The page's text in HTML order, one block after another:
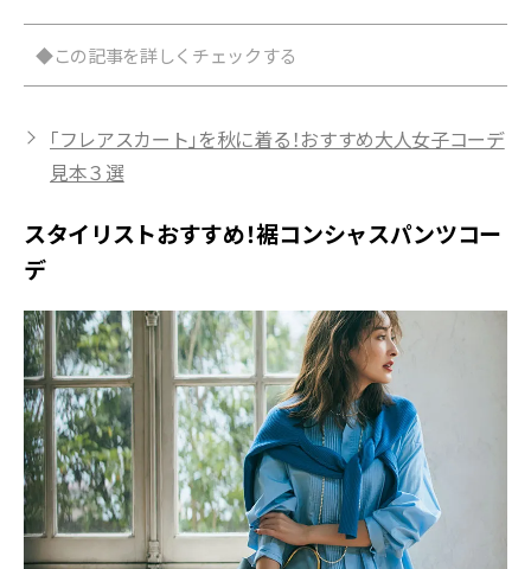
◆この記事を詳しくチェックする
「フレアスカート」を秋に着る！おすすめ大人女子コーデ
見本３選
スタイリストおすすめ！裾コンシャスパンツコー
デ